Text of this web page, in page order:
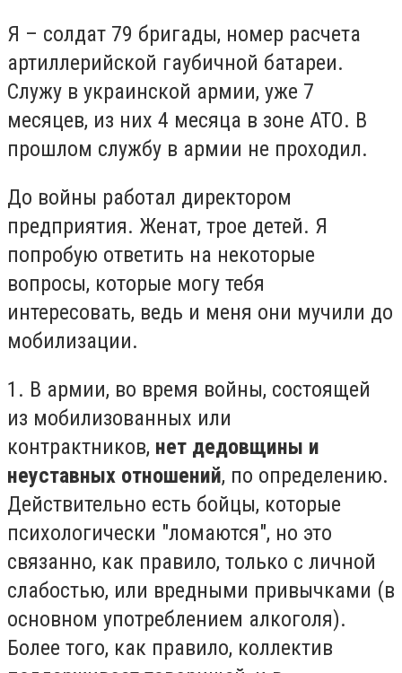
Я – солдат 79 бригады, номер расчета
артиллерийской гаубичной батареи.
Служу в украинской армии, уже 7
месяцев, из них 4 месяца в зоне АТО. В
прошлом службу в армии не проходил.
До войны работал директором
предприятия. Женат, трое детей. Я
попробую ответить на некоторые
вопросы, которые могу тебя
интересовать, ведь и меня они мучили до
мобилизации.
1. В армии, во время войны, состоящей
из мобилизованных или
контрактников, нет дедовщины и
неуставных отношений, по определению.
Действительно есть бойцы, которые
психологически "ломаются", но это
связанно, как правило, только с личной
слабостью, или вредными привычками (в
основном употреблением алкоголя).
Более того, как правило, коллектив